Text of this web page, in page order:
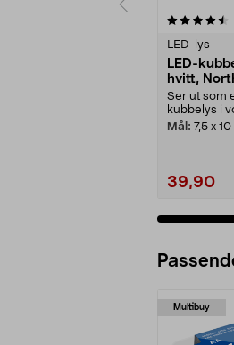
LED-lys
LED-
hvitt,
cm
Ser ut som
kubbelys i
Mål: 7,5 x
39,90
Multibuy